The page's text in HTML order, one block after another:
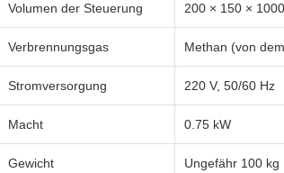
Volumen der Steuerung 200 × 150 ×
Verbrennungsgas Methan (von
Stromversorgung 220 V, 50/60 Hz
Macht 0.75 kW
Gewicht Ungefähr 100 kg